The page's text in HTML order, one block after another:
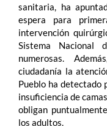
sanitaria, ha
espera para
intervención
Sistema Nacional
numerosas.
ciudadanía la
Pueblo ha detectado
insuficiencia de
obligan
los adultos.